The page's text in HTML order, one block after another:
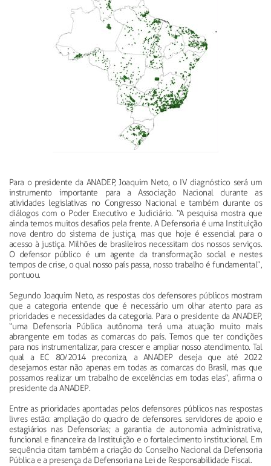
Para o presidente da ANADEP, Joaquim Neto, o IV diagnóstico será um
instrumento importante para a Associação Nacional durante as
atividades legislativas no Congresso Nacional e também durante os
diálogos com o Poder Executivo e Judiciário. “A pesquisa mostra que
ainda temos muitos desafios pela frente. A Defensoria é uma Instituição
nova dentro do sistema de justiça, mas que hoje é essencial para o
acesso à justiça. Milhões de brasileiros necessitam dos nossos serviços.
O defensor público é um agente da transformação social e nestes
tempos de crise, o qual nosso país passa, nosso trabalho é fundamental”,
pontuou.
Segundo Joaquim Neto, as respostas dos defensores públicos mostram
que a categoria entende que é necessário um olhar atento para as
prioridades e necessidades da categoria. Para o presidente da ANADEP,
“uma Defensoria Pública autônoma terá uma atuação muito mais
abrangente em todas as comarcas do país. Temos que ter condições
para nos instrumentalizar, para crescer e ampliar nosso atendimento. Tal
qual a EC 80/2014 preconiza, a ANADEP deseja que até 2022
desejamos estar não apenas em todas as comarcas do Brasil, mas que
possamos realizar um trabalho de excelências em todas elas”, afirma o
presidente da ANADEP.
Entre as prioridades apontadas pelos defensores públicos nas respostas
livres estão: ampliação do quadro de defensores. servidores de apoio e
estagiários nas Defensorias; a garantia de autonomia administrativa,
funcional e financeira da Instituição e o fortalecimento institucional. Em
sequência citam também a criação do Conselho Nacional da Defensoria
Pública e a presença da Defensoria na Lei de Responsabilidade Fiscal.